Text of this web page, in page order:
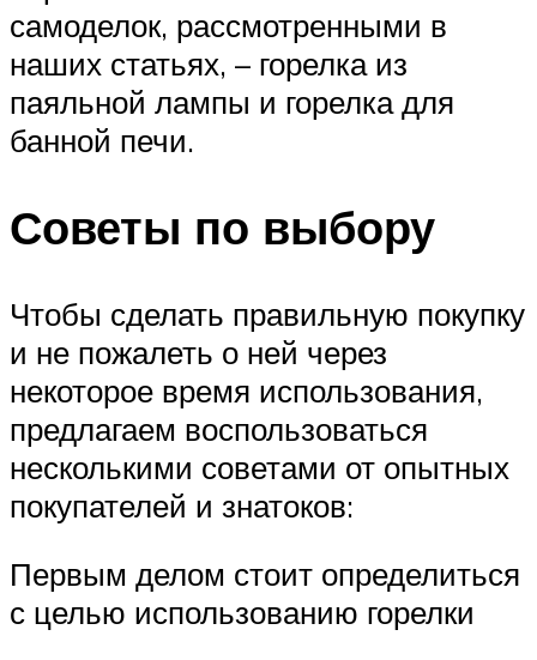
самоделок, рассмотренными в
наших статьях, – горелка из
паяльной лампы и горелка для
банной печи.
Советы по выбору
Чтобы сделать правильную покупку
и не пожалеть о ней через
некоторое время использования,
предлагаем воспользоваться
несколькими советами от опытных
покупателей и знатоков:
Первым делом стоит определиться
с целью использованию горелки